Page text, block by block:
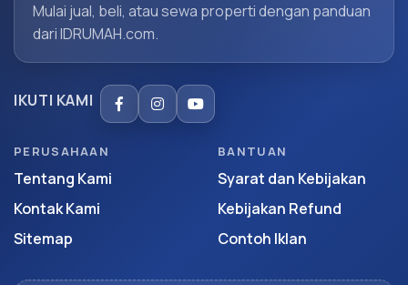
Mulai jual, beli, atau sewa properti dengan panduan
dari IDRUMAH.com.
IKUTI KAMI
PERUSAHAAN
Tentang Kami
Kontak Kami
Sitemap
BANTUAN
Syarat dan Kebijakan
Kebijakan Refund
Contoh Iklan